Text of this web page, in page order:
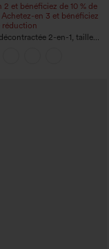
2 et bénéficiez de 10 % de
en 3 et bénéficiez
réduction
2-en-1, taille
gainant, froncée avec
en polaire et PU